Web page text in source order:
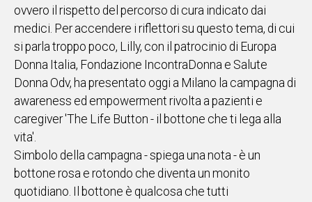
UNISCITI
AL CANALE
WHATSAPP
Social
ovvero il rispetto del percorso di cura indicato dai
medici. Per accendere i riflettori su questo tema, di cui
si parla troppo poco, Lilly, con il patrocinio di Europa
Donna Italia, Fondazione IncontraDonna e Salute
Donna Odv, ha presentato oggi a Milano la campagna di
awareness ed empowerment rivolta a pazienti e
caregiver 'The Life Button - il bottone che ti lega alla
vita'.
Simbolo della campagna - spiega una nota - è un
bottone rosa e rotondo che diventa un monito
quotidiano. Il bottone è qualcosa che tutti